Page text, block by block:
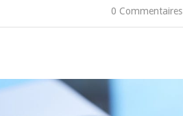
0 Commentaires
/